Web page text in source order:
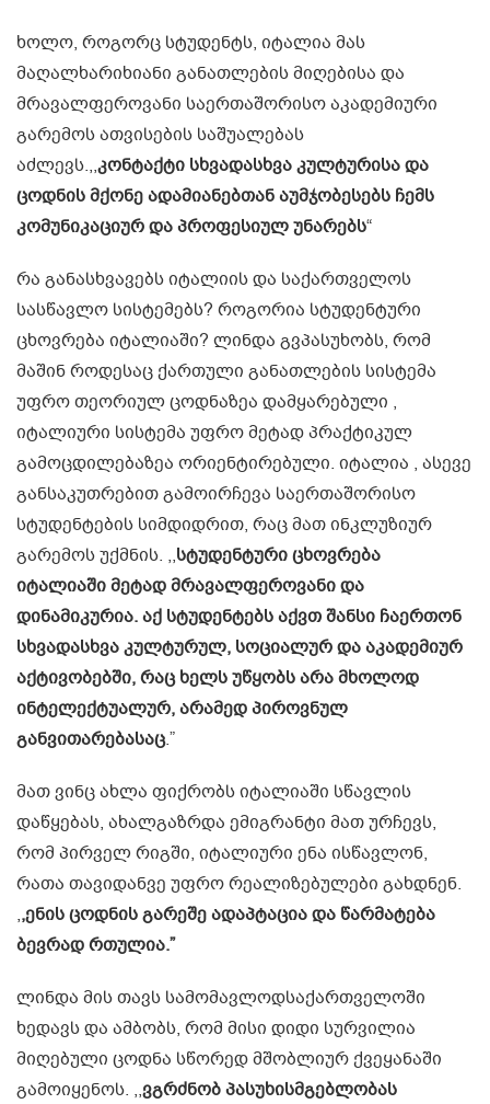
ხოლო, როგორც სტუდენტს, იტალია მას
მაღალხარიხიანი განათლების მიღებისა და
მრავალფეროვანი საერთაშორისო აკადემიური
გარემოს ათვისების საშუალებას
აძლევს.,,კონტაქტი სხვადასხვა კულტურისა და
ცოდნის მქონე ადამიანებთან აუმჯობესებს ჩემს
კომუნიკაციურ და პროფესიულ უნარებს“
რა განასხვავებს იტალიის და საქართველოს
სასწავლო სისტემებს? როგორია სტუდენტური
ცხოვრება იტალიაში? ლინდა გვპასუხობს, რომ
მაშინ როდესაც ქართული განათლების სისტემა
უფრო თეორიულ ცოდნაზეა დამყარებული ,
იტალიური სისტემა უფრო მეტად პრაქტიკულ
გამოცდილებაზეა ორიენტირებული. იტალია , ასევე
განსაკუთრებით გამოირჩევა საერთაშორისო
სტუდენტების სიმდიდრით, რაც მათ ინკლუზიურ
გარემოს უქმნის. ,,სტუდენტური ცხოვრება
იტალიაში მეტად მრავალფეროვანი და
დინამიკურია. აქ სტუდენტებს აქვთ შანსი ჩაერთონ
სხვადასხვა კულტურულ, სოციალურ და აკადემიურ
აქტივობებში, რაც ხელს უწყობს არა მხოლოდ
ინტელექტუალურ, არამედ პიროვნულ
განვითარებასაც.”
მათ ვინც ახლა ფიქრობს იტალიაში სწავლის
დაწყებას, ახალგაზრდა ემიგრანტი მათ ურჩევს,
რომ პირველ რიგში, იტალიური ენა ისწავლონ,
რათა თავიდანვე უფრო რეალიზებულები გახდნენ.
,,ენის ცოდნის გარეშე ადაპტაცია და წარმატება
ბევრად რთულია.”
ლინდა მის თავს სამომავლოდსაქართველოში
ხედავს და ამბობს, რომ მისი დიდი სურვილია
მიღებული ცოდნა სწორედ მშობლიურ ქვეყანაში
გამოიყენოს. ,,ვგრძნობ პასუხისმგებლობას